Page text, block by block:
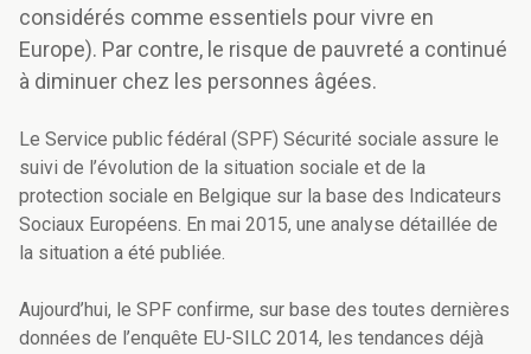
considérés comme essentiels pour vivre en
Europe). Par contre, le risque de pauvreté a continué
à diminuer chez les personnes âgées.
Le Service public fédéral (SPF) Sécurité sociale assure le
suivi de l’évolution de la situation sociale et de la
protection sociale en Belgique sur la base des Indicateurs
Sociaux Européens. En mai 2015, une analyse détaillée de
la situation a été publiée.
Aujourd’hui, le SPF confirme, sur base des toutes dernières
données de l’enquête EU-SILC 2014, les tendances déjà